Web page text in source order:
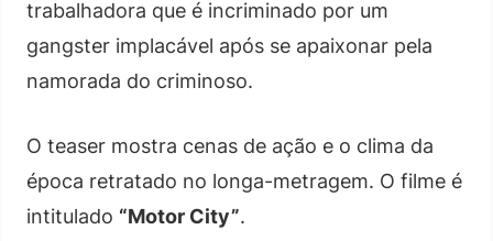
trabalhadora que é incriminado por um
gangster implacável após se apaixonar pela
namorada do criminoso.
O teaser mostra cenas de ação e o clima da
época retratado no longa-metragem. O filme é
intitulado “Motor City”.